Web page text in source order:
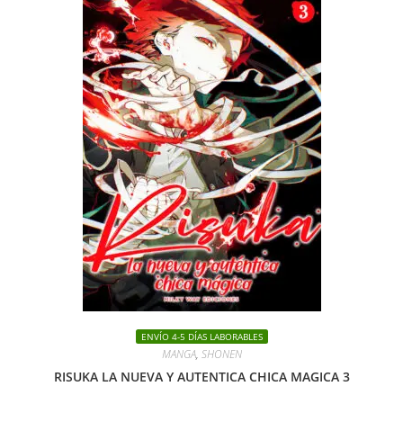
ENVÍO 4-5 DÍAS LABORABLES
MANGA, SHONEN
RISUKA LA NUEVA Y AUTENTICA CHICA MAGICA 3